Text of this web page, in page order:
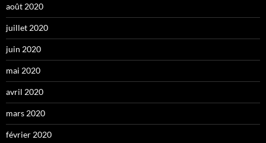
août 2020
juillet 2020
juin 2020
mai 2020
avril 2020
mars 2020
février 2020